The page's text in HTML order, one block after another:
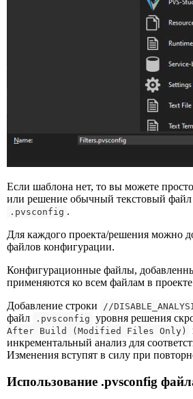
Если шаблона нет, то вы можете
или решение обычный текстовый
.pvsconfig .
Для каждого проекта/решения можно
файлов конфигурации.
Конфигурационные файлы,
применяются ко всем файлам в
Добавление строки
//
файл
.pvsconfig уровня решения
After Build (Modified Files Only)
инкрементальный анализ для
Изменения вступят в силу при
Использование .pvsconfig